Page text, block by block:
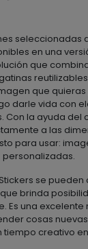
seleccionadas
en una
que
reutilizables
que
darle vida con
Con la ayuda del
a las
para usar:
personalizadas.
se
brinda
Es una
cosas
tiempo creativo